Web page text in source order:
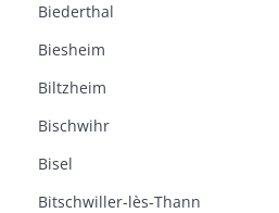
Biederthal
Biesheim
Biltzheim
Bischwihr
Bisel
Bitschwiller-lès-Thann